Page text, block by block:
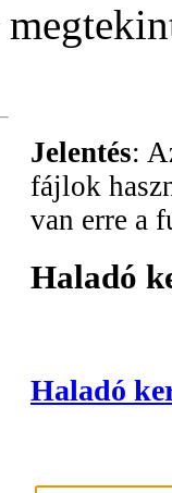
Jelentés:
fájlok
van erre a
Haladó
Haladó